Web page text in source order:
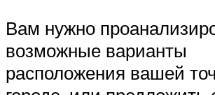
Вам нужно
возможные варианты
расположения вашей